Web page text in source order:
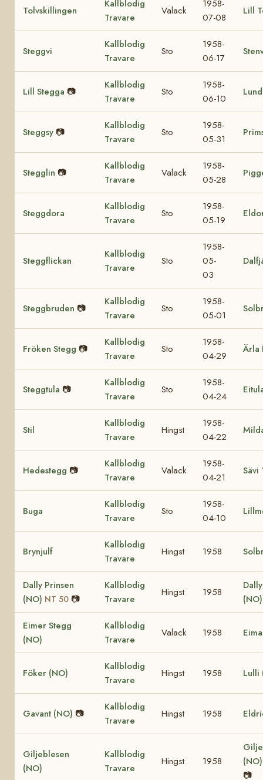
Tolvskillingen
Kallblodig
Travare
Valack
1958-
07-08
Lill
Steggvi
Kallblodig
Travare
Sto
1958-
06-17
Lill Stegga 📷
Kallblodig
Travare
Sto
1958-
06-10
Steggsy 📷
Kallblodig
Travare
Sto
1958-
05-31
Stegglin 📷
Kallblodig
Travare
Valack
1958-
05-28
Steggdora
Kallblodig
Travare
Sto
1958-
05-19
Steggflickan
Kallblodig
Travare
Sto
1958-
05-
03
Steggbruden 📷
Kallblodig
Travare
Sto
1958-
05-01
Fröken Stegg 📷
Kallblodig
Travare
Sto
1958-
04-29
Ärla
Steggtula 📷
Kallblodig
Travare
Sto
1958-
04-24
Stil
Kallblodig
Travare
Hingst
1958-
04-22
Hedestegg 📷
Kallblodig
Travare
Valack
1958-
04-21
Sävi
Buga
Kallblodig
Travare
Sto
1958-
04-10
Brynjulf
Kallblodig
Travare
Hingst 1958
Dally Prinsen
(NO) NT 50 📷
Kallblodig
Travare
Hingst 1958
Eimer Stegg
(NO)
Kallblodig
Travare
Valack 1958
Föker (NO)
Kallblodig
Travare
Hingst 1958 Lulli
Gavant (NO) 📷
Kallblodig
Travare
Hingst 1958
Giljeblesen
(NO)
Kallblodig
Travare
Hingst 1958
📷